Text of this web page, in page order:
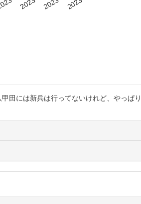
田には新兵は行ってないけれど、やっぱ